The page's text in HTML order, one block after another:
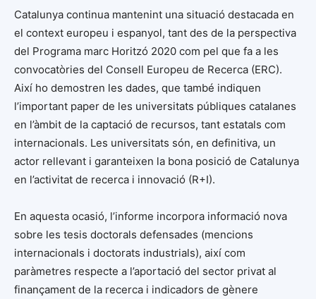
Catalunya continua mantenint una situació destacada en
el context europeu i espanyol, tant des de la perspectiva
del Programa marc Horitzó 2020 com pel que fa a les
convocatòries del Consell Europeu de Recerca (ERC).
Així ho demostren les dades, que també indiquen
l’important paper de les universitats públiques catalanes
en l’àmbit de la captació de recursos, tant estatals com
internacionals. Les universitats són, en definitiva, un
actor rellevant i garanteixen la bona posició de Catalunya
en l’activitat de recerca i innovació (R+I).
En aquesta ocasió, l’informe incorpora informació nova
sobre les tesis doctorals defensades (mencions
internacionals i doctorats industrials), així com
paràmetres respecte a l’aportació del sector privat al
finançament de la recerca i indicadors de gènere